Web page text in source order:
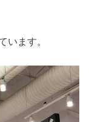
います。